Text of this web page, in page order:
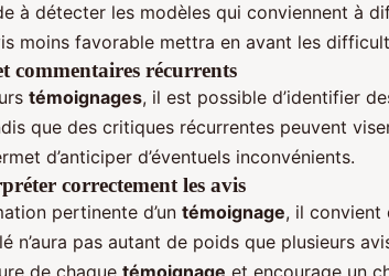
à détecter les modèles qui conviennent à
moins favorable mettra en avant les
commentaires récurrents
témoignages, il est possible d’identifier
que des critiques récurrentes peuvent
d’anticiper d’éventuels inconvénients.
correctement les avis
pertinente d’un témoignage, il convient
n’aura pas autant de poids que plusieurs